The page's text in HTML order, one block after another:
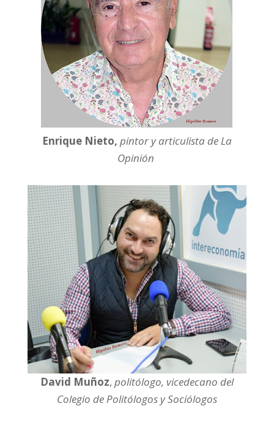
Enrique Nieto, pintor y articulista de La
Opinión
David Muñoz, politólogo, vicedecano del
Colegio de Politólogos y Sociólogos